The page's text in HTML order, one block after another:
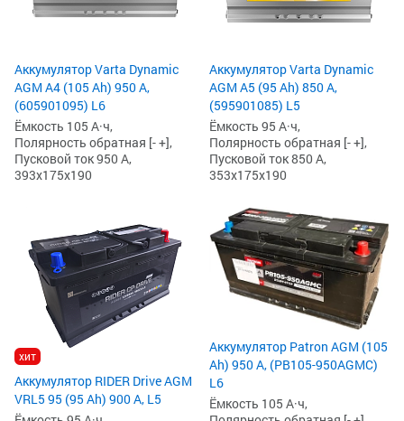
Аккумулятор Varta Dynamic
AGM A4 (105 Ah) 950 А,
(605901095) L6
Ёмкость 105 А·ч,
Полярность обратная [- +],
Пусковой ток 950 А,
393x175x190
Аккумулятор Varta Dynamic
AGM A5 (95 Ah) 850 А,
(595901085) L5
Ёмкость 95 А·ч,
Полярность обратная [- +],
Пусковой ток 850 А,
353x175x190
хит
Аккумулятор RIDER Drive AGM
VRL5 95 (95 Ah) 900 А, L5
Аккумулятор Patron AGM (105
Ah) 950 А, (PB105-950AGMC)
L6
Ёмкость 105 А·ч,